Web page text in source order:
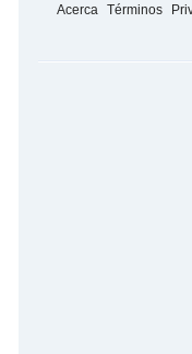
Acerca Términos